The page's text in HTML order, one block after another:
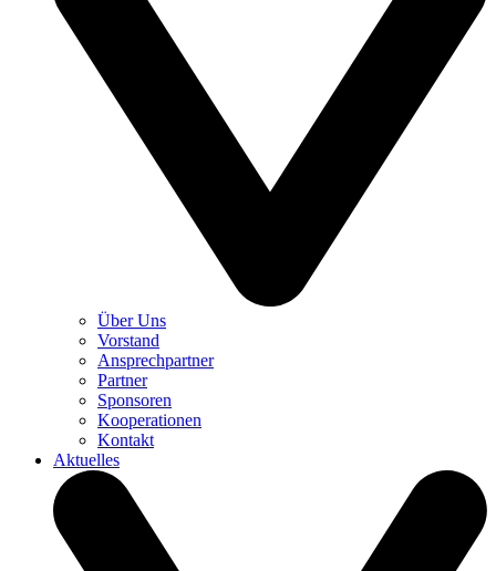
Über Uns
Vorstand
Ansprechpartner
Partner
Sponsoren
Kooperationen
Kontakt
Aktuelles